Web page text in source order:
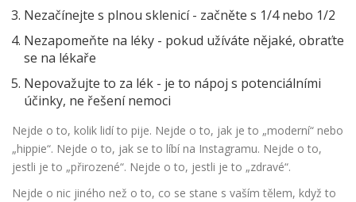
Nezačínejte s plnou sklenicí - začněte s 1/4 nebo 1/2
Nezapomeňte na léky - pokud užíváte nějaké, obraťte
se na lékaře
Nepovažujte to za lék - je to nápoj s potenciálními
účinky, ne řešení nemoci
Nejde o to, kolik lidí to pije. Nejde o to, jak je to „moderní“ nebo
„hippie“. Nejde o to, jak se to líbí na Instagramu. Nejde o to,
jestli je to „přirozené“. Nejde o to, jestli je to „zdravé“.
Nejde o nic jiného než o to, co se stane s vaším tělem, když to